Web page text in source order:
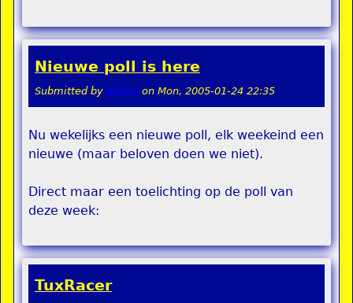
Nieuwe poll is here
Submitted by admin on Mon, 2005-01-24 22:35
Nu wekelijks een nieuwe poll, elk weekeind een
nieuwe (maar beloven doen we niet).
Direct maar een toelichting op de poll van
deze week:
TuxRacer